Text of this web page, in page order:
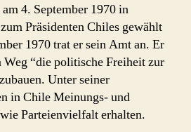
4. September 1970 in
Präsidenten Chiles gewählt
1970 trat er sein Amt an. Er
Weg “die politische Freiheit zur
Unter seiner
in Chile Meinungs- und
Parteienvielfalt erhalten.